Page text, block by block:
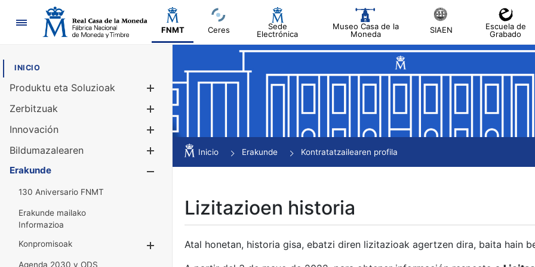
Nabigazioa
FNMT Ceres
Sede
Electrónica
Museo Casa de la
Moneda
SIAEN
Escuela de
Grabado
INICIO
Produktu eta Soluzioak
Erakutsi/Ezkutatu
Zerbitzuak
Innovación
Bildumazalearen
Erakutsi/Ezkutatu
Erakunde
130 Aniversario FNMT
Erakunde mailako
Informazioa
Konpromisoak
Erakutsi/Ezkutatu
Agenda 2030 y ODS
Inicio Erakunde Kontratatzailearen profila
Lizitazioen historia
Atal honetan, historia gisa, ebatzi diren lizitazioak agertzen dira, baita hain